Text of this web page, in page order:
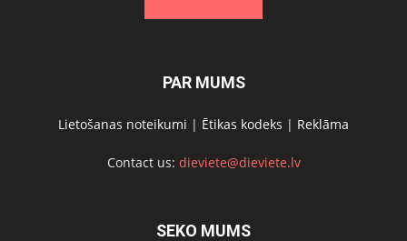
PAR MUMS
Lietošanas noteikumi | Ētikas kodeks | Reklāma
Contact us: dieviete@dieviete.lv
SEKO MUMS